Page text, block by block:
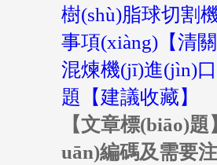
樹(shù)脂球切割
事項(xiàng)【清
混煉機(jī)進(jìn)
題【建議收藏】
【文章標(biāo)
uān)編碼及需要